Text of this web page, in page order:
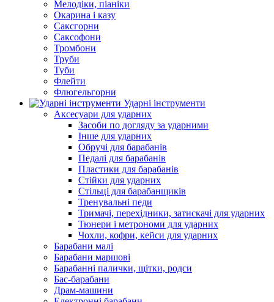
Мелодіки, піаніки
Окарина і казу
Саксгорни
Саксофони
Тромбони
Труби
Туби
Флейти
Флюгельгорни
Ударні інструменти
Аксесуари для ударних
Засоби по догляду за ударними
Інше для ударних
Обручі для барабанів
Педалі для барабанів
Пластики для барабанів
Стійки для ударних
Стільці для барабанщиків
Тренувальні педи
Тримачі, перехідники, затискачі для ударних
Тюнери і метрономи для ударних
Чохли, кофри, кейси для ударних
Барабани малі
Барабани маршові
Барабанні палички, щітки, родси
Бас-барабани
Драм-машини